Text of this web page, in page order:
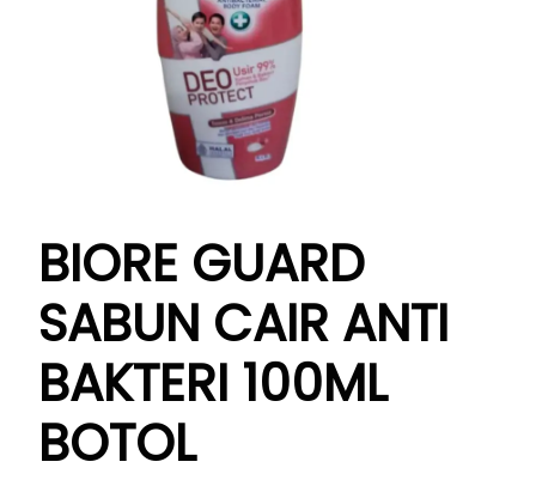
BIORE GUARD
SABUN CAIR ANTI
BAKTERI 100ML
BOTOL